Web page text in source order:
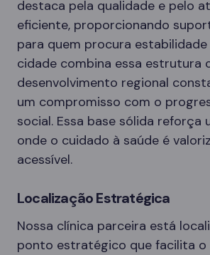
destaca pela qualidade e pelo
eficiente, proporcionando
para quem procura estabilidade
cidade combina essa estrutura
desenvolvimento regional
um compromisso com o
social. Essa base sólida reforça
onde o cuidado à saúde é
acessível.
Localização Estratégica
Nossa clínica parceira está
ponto estratégico que facilita o